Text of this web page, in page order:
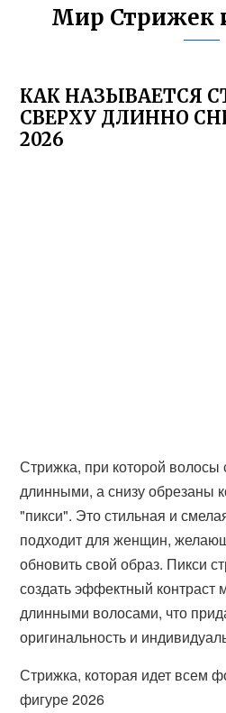
Мир Стрижек
КАК НАЗЫВАЕТСЯ
СВЕРХУ ДЛИННО
2026
Стрижка, при которой волосы
длинными, а снизу обрезаны
"пикси". Это стильная и
подходит для женщин,
обновить свой образ. Пикси
создать эффектный контраст
длинными волосами, что
оригинальность и
Стрижка, которая идет всем
фигуре 2026